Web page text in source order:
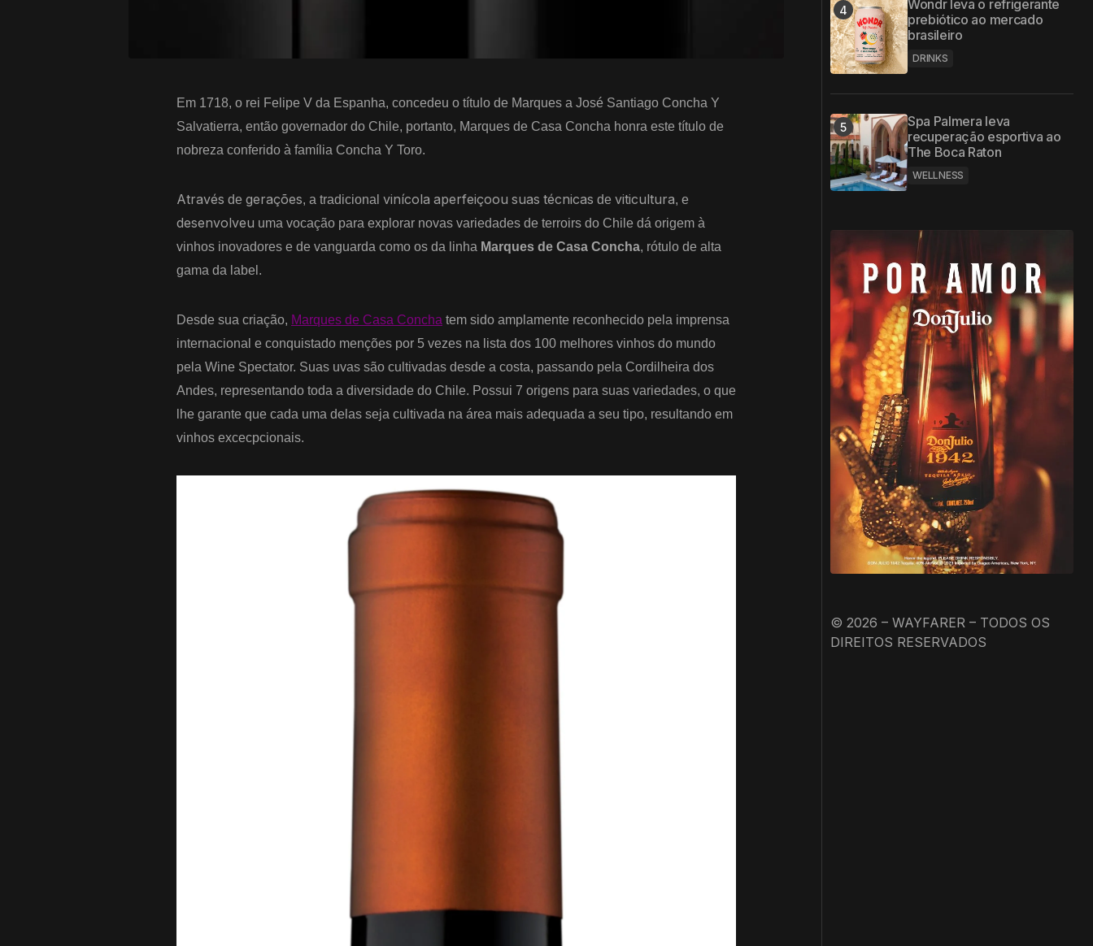
Em 1718, o rei Felipe V da Espanha, concedeu o título de Marques a José Santiago Concha Y
Salvatierra, então governador do Chile, portanto, Marques de Casa Concha honra este título de
nobreza conferido à família Concha Y Toro.
Através de gerações, a tradicional vinícola aperfeiçoou suas técnicas de viticultura, e
desenvolveu uma vocação para explorar novas variedades de terroirs do Chile dá origem à
vinhos inovadores e de vanguarda como os da linha Marques de Casa Concha, rótulo de alta
gama da label.
Desde sua criação, Marques de Casa Concha tem sido amplamente reconhecido pela imprensa
internacional e conquistado menções por 5 vezes na lista dos 100 melhores vinhos do mundo
pela Wine Spectator. Suas uvas são cultivadas desde a costa, passando pela Cordilheira dos
Andes, representando toda a diversidade do Chile. Possui 7 origens para suas variedades, o que
lhe garante que cada uma delas seja cultivada na área mais adequada a seu tipo, resultando em
vinhos excecpcionais.
Wondr leva o refrigerante
prebiótico ao mercado
brasileiro
DRINKS
Spa Palmera leva
recuperação esportiva ao
The Boca Raton
WELLNESS
© 2026 – WAYFARER – TODOS OS
DIREITOS RESERVADOS